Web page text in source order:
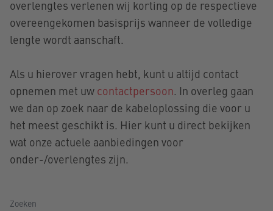
overlengtes verlenen wij korting op de respectieve
overeengekomen basisprijs wanneer de volledige
lengte wordt aanschaft.
Als u hierover vragen hebt, kunt u altijd contact
opnemen met uw contactpersoon. In overleg gaan
we dan op zoek naar de kabeloplossing die voor u
het meest geschikt is. Hier kunt u direct bekijken
wat onze actuele aanbiedingen voor
onder-/overlengtes zijn.
Zoeken